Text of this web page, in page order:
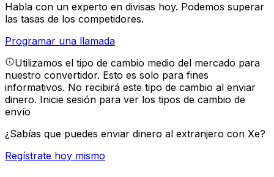
Habla con un experto en divisas hoy. Podemos superar
las tasas de los competidores.
Programar una llamada
Utilizamos el tipo de cambio medio del mercado para
nuestro convertidor. Esto es solo para fines
informativos. No recibirá este tipo de cambio al enviar
dinero. Inicie sesión para ver los tipos de cambio de
envío
¿Sabías que puedes enviar dinero al extranjero con Xe?
Regístrate hoy mismo